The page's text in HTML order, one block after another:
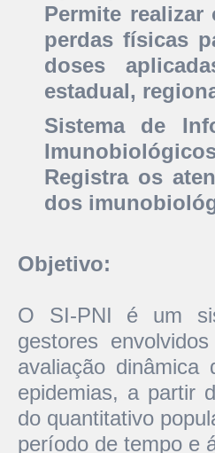
Permite
perdas físicas
doses
estadual,
Sistema de
Registra os
dos
Objetivo:
O SI-PNI é um
gestores
avaliação
epidemias, a partir
do quantitativo
período de tempo e